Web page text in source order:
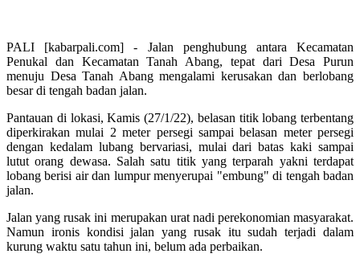
PALI [kabarpali.com] - Jalan penghubung antara Kecamatan
Penukal dan Kecamatan Tanah Abang, tepat dari Desa Purun
menuju Desa Tanah Abang mengalami kerusakan dan berlobang
besar di tengah badan jalan.
Pantauan di lokasi, Kamis (27/1/22), belasan titik lobang terbentang
diperkirakan mulai 2 meter persegi sampai belasan meter persegi
dengan kedalam lubang bervariasi, mulai dari batas kaki sampai
lutut orang dewasa. Salah satu titik yang terparah yakni terdapat
lobang berisi air dan lumpur menyerupai "embung" di tengah badan
jalan.
Jalan yang rusak ini merupakan urat nadi perekonomian masyarakat.
Namun ironis kondisi jalan yang rusak itu sudah terjadi dalam
kurung waktu satu tahun ini, belum ada perbaikan.